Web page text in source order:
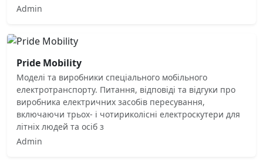
Admin
Pride Mobility
Моделі та виробники спеціального мобільного
електротранспорту. Питання, відповіді та відгуки про
виробника електричних засобів пересування,
включаючи трьох- і чотириколісні електроскутери для
літніх людей та осіб з
Admin